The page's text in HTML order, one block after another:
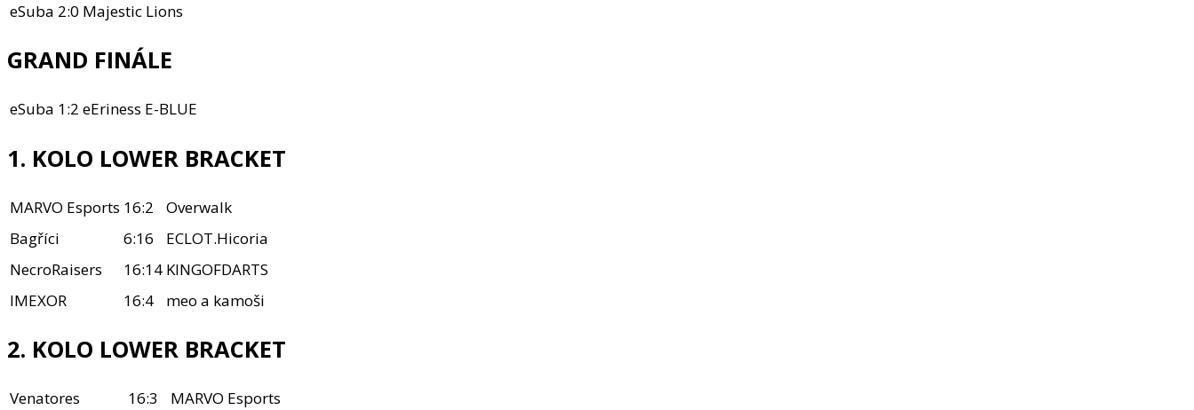
eSuba 2:0 Majestic Lions
GRAND FINÁLE
eSuba 1:2 eEriness E-BLUE
1. KOLO LOWER BRACKET
MARVO Esports 16:2
Overwalk
Bagříci
6:16
ECLOT.Hicoria
NecroRaisers
16:14 KINGOFDARTS
IMEXOR
16:4 meo a kamoši
2. KOLO LOWER BRACKET
Venatores 16:3
MARVO Esports